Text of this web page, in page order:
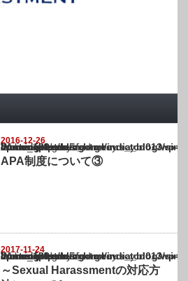
2016-12-26
Warning
: Undefined array key "show_category" in
/home/netst/kuno-cpa.co.jp/public_html/india_blog/wp-content/themes/
on line183
APA制度について③
2017-11-24
Warning
: Undefined array key "show_category" in
/home/netst/kuno-cpa.co.jp/public_html/india_blog/wp-content/themes/
on line183
～Sexual Harassmentの対応方